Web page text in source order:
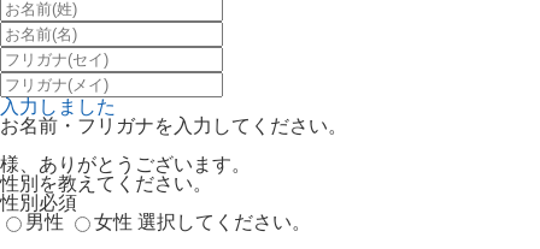
入力しました
お名前・フリガナを入力してください。
様、ありがとうございます。
性別を教えてください。
性別 必須
男性
女性 選択してください。